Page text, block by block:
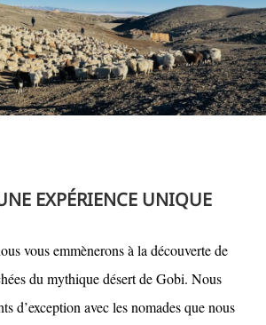
EXPÉRIENCE UNIQUE
vous emmènerons à la découverte de
du mythique désert de Gobi. Nous
d’exception avec les nomades que nous